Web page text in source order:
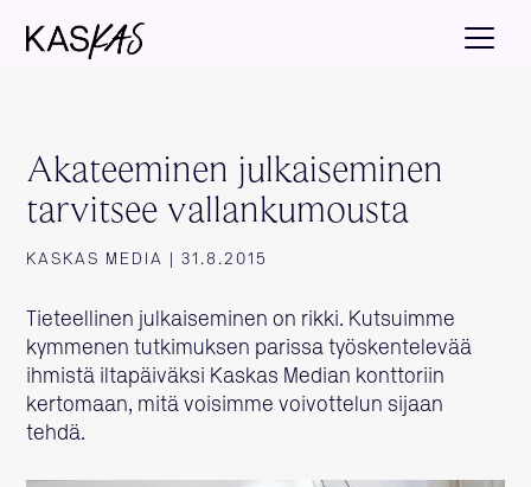
Akateeminen julkaiseminen
tarvitsee vallankumousta
KASKAS MEDIA | 31.8.2015
Tieteellinen julkaiseminen on rikki. Kutsuimme
kymmenen tutkimuksen parissa työskentelevää
ihmistä iltapäiväksi Kaskas Median konttoriin
kertomaan, mitä voisimme voivottelun sijaan
tehdä.